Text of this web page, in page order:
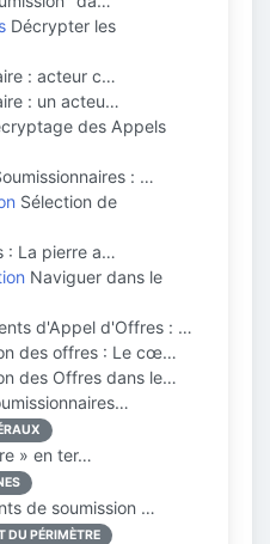
Décrypter les
: acteur c…
: un acteu…
des Appels
: …
Sélection de
: La pierre a…
Naviguer dans le
d'Appel d'Offres : …
des offres : Le cœ…
des Offres dans le…
» en ter…
de soumission …
DU PÉRIMÈTRE